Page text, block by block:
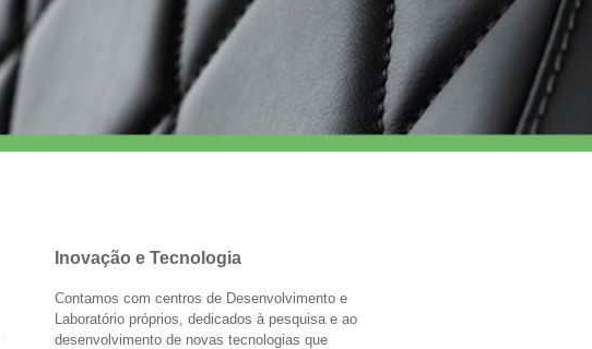
Inovação e Tecnologia
Contamos com centros de Desenvolvimento e
Laboratório próprios, dedicados à pesquisa e ao
desenvolvimento de novas tecnologias que